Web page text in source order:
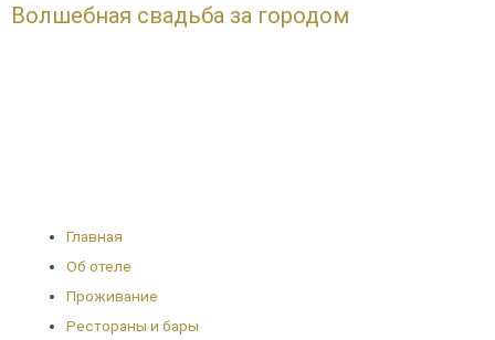
Волшебная свадьба за городом
Главная
Об отеле
Проживание
Рестораны и бары